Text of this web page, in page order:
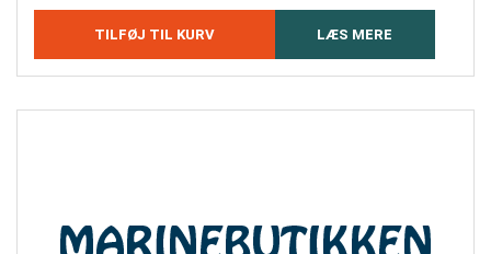
TILFØJ TIL KURV LÆS MERE